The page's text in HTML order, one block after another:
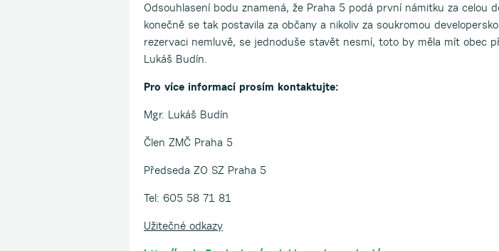
Odsouhlasení bodu znamená, že Praha 5 podá první námitku za celou
konečně se tak postavila za občany a nikoliv za soukromou
rezervaci nemluvě, se jednoduše stavět nesmí, toto by měla mít obec
Lukáš Budín.
Pro více informací prosím kontaktujte:
Mgr. Lukáš Budín
Člen ZMČ Praha 5
Předseda ZO SZ Praha 5
Tel: 605 58 71 81
Užitečné odkazy